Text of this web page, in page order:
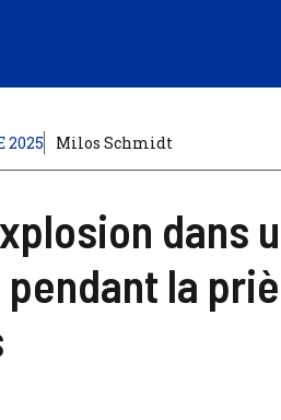
2025 Milos Schmidt
dans
pendant la